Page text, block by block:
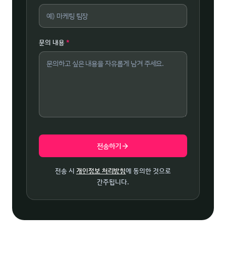
문의 내용*
전송하기
전송 시 개인정보 처리방침에 동의한 것으로
간주됩니다.